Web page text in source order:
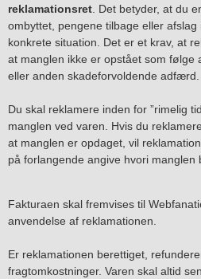
reklamationsret. Det betyder, at du
ombyttet, pengene tilbage eller
konkrete situation. Det er et krav, at
at manglen ikke er opstået som følge
eller anden skadeforvoldende adfærd.
Du skal reklamere inden for ”rimelig
manglen ved varen. Hvis du
at manglen er opdaget, vil
på forlangende angive hvori manglen
Fakturaen skal fremvises til
anvendelse af reklamationen.
Er reklamationen berettiget,
fragtomkostninger. Varen skal altid